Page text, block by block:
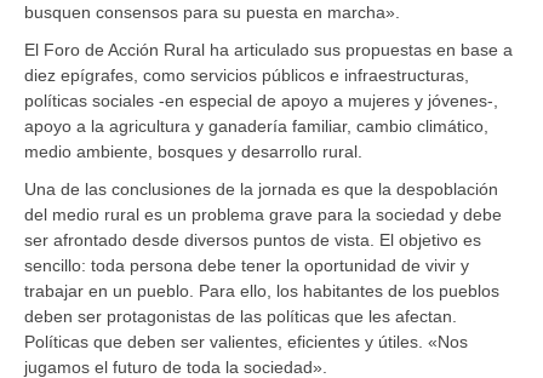
busquen consensos para su puesta en marcha».
El Foro de Acción Rural ha articulado sus propuestas en base a
diez epígrafes, como servicios públicos e infraestructuras,
políticas sociales -en especial de apoyo a mujeres y jóvenes-,
apoyo a la agricultura y ganadería familiar, cambio climático,
medio ambiente, bosques y desarrollo rural.
Una de las conclusiones de la jornada es que la despoblación
del medio rural es un problema grave para la sociedad y debe
ser afrontado desde diversos puntos de vista. El objetivo es
sencillo: toda persona debe tener la oportunidad de vivir y
trabajar en un pueblo. Para ello, los habitantes de los pueblos
deben ser protagonistas de las políticas que les afectan.
Políticas que deben ser valientes, eficientes y útiles. «Nos
jugamos el futuro de toda la sociedad».